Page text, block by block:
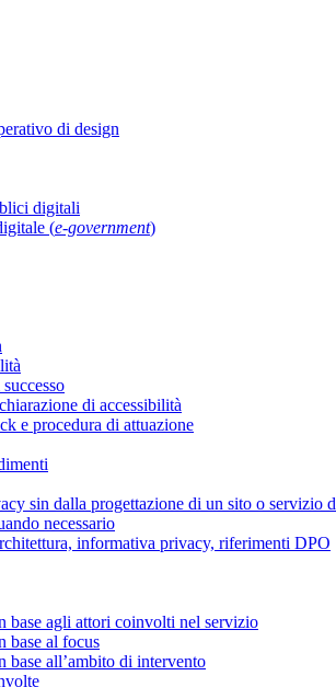
di design
digitali
(e-government)
di accessibilità
e procedura di attuazione
sin dalla progettazione di un sito o servizio
necessario
informativa privacy, riferimenti DPO
base agli attori coinvolti nel servizio
base al focus
all’ambito di intervento